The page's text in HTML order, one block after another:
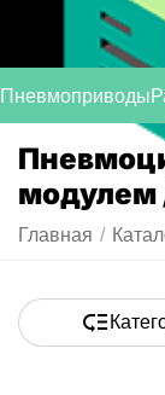
Пневмоприводы
модулем
Главная /